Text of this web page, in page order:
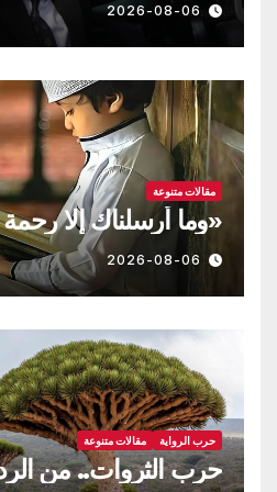
2026-08-06
مقالات متنوعة
«وما أرسلناك إلا رحمة
2026-08-06
حرب الرواية مقالات متنوعة
حرب الثروات.. من